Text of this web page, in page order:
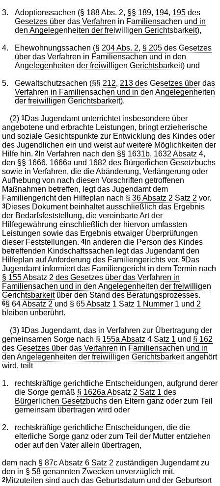
3. Adoptionssachen (§ 188 Abs. 2, §§ 189, 194, 195 des
Gesetzes über das Verfahren in Familiensachen und in
den Angelegenheiten der freiwilligen Gerichtsbarkeit),
4. Ehewohnungssachen (§ 204 Abs. 2, § 205 des Gesetzes
über das Verfahren in Familiensachen und in den
Angelegenheiten der freiwilligen Gerichtsbarkeit) und
5. Gewaltschutzsachen (§§ 212, 213 des Gesetzes über das
Verfahren in Familiensachen und in den Angelegenheiten
der freiwilligen Gerichtsbarkeit).
(2)1Das Jugendamt unterrichtet insbesondere über
angebotene und erbrachte Leistungen, bringt erzieherische
und soziale Gesichtspunkte zur Entwicklung des Kindes oder
des Jugendlichen ein und weist auf weitere Möglichkeiten der
Hilfe hin.2 In Verfahren nach den §§ 1631b, 1632 Absatz 4,
den §§ 1666, 1666a und 1682 des Bürgerlichen Gesetzbuchs
sowie in Verfahren, die die Abänderung, Verlängerung oder
Aufhebung von nach diesen Vorschriften getroffenen
Maßnahmen betreffen, legt das Jugendamt dem
Familiengericht den Hilfeplan nach § 36 Absatz 2 Satz 2 vor.
3Dieses Dokument beinhaltet ausschließlich das Ergebnis
der Bedarfsfeststellung, die vereinbarte Art der
Hilfegewährung einschließlich der hiervon umfassten
Leistungen sowie das Ergebnis etwaiger Überprüfungen
dieser Feststellungen.4In anderen die Person des Kindes
betreffenden Kindschaftssachen legt das Jugendamt den
Hilfeplan auf Anforderung des Familiengerichts vor.5Das
Jugendamt informiert das Familiengericht in dem Termin nach
§ 155 Absatz 2 des Gesetzes über das Verfahren in
Familiensachen und in den Angelegenheiten der freiwilligen
Gerichtsbarkeitüber den Stand des Beratungsprozesses.
6§ 64 Absatz 2 und § 65 Absatz 1 Satz 1 Nummer 1 und 2
bleiben unberührt.
(3)1Das Jugendamt, das in Verfahren zur Übertragung der
gemeinsamen Sorge nach § 155a Absatz 4 Satz 1 und § 162
des Gesetzes über das Verfahren in Familiensachen und in
den Angelegenheiten der freiwilligen Gerichtsbarkeitangehört
wird, teilt
1.
rechtskräftige gerichtliche Entscheidungen, aufgrund derer
die Sorge gemäß § 1626a Absatz 2 Satz 1 des
Bürgerlichen Gesetzbuchs den Eltern ganz oder zum Teil
gemeinsam übertragen wird oder
2.
rechtskräftige gerichtliche Entscheidungen, die die
elterliche Sorge ganz oder zum Teil der Mutter entziehen
oder auf den Vater allein übertragen,
dem nach § 87c Absatz 6 Satz 2 zuständigen Jugendamt zu
den in § 58 genannten Zwecken unverzüglich mit.
2Mitzuteilen sind auch das Geburtsdatum und der Geburtsort